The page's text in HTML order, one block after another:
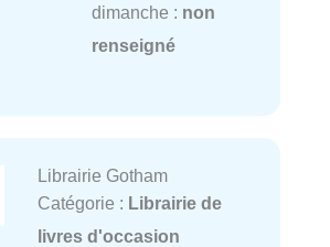
dimanche : non
renseigné
Librairie Gotham
Catégorie : Librairie de
livres d'occasion